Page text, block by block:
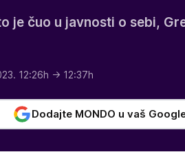
je čuo u javnosti o sebi,
12:26h → 12:37h
Dodajte MONDO u vaš